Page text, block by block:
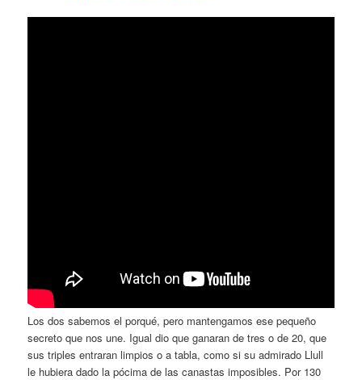
Los dos sabemos el porqué, pero mantengamos ese pequeño
secreto que nos une. Igual dio que ganaran de tres o de 20, que
sus triples entraran limpios o a tabla, como si su admirado Llull
le hubiera dado la pócima de las canastas imposibles. Por 130